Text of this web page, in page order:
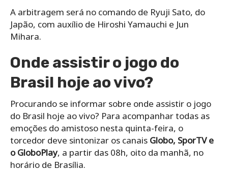
A arbitragem será no comando de Ryuji Sato, do
Japão, com auxílio de Hiroshi Yamauchi e Jun
Mihara.
Onde assistir o jogo do
Brasil hoje ao vivo?
Procurando se informar sobre onde assistir o jogo
do Brasil hoje ao vivo? Para acompanhar todas as
emoções do amistoso nesta quinta-feira, o
torcedor deve sintonizar os canais Globo, SporTV e
o GloboPlay, a partir das 08h, oito da manhã, no
horário de Brasília.